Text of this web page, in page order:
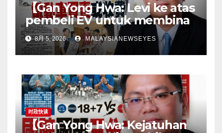
【Gan Yong Hwa: Levi ke atas
pembeli EV untuk membina
stesen pengecasan satu
langkah songsangKerajaan
perlu tangani kekangan
jangan pindahkan
tanggungjawab kepada
pengguna】
8月 5, 2026 MALAYSIANEWSEYES
时政快读
【Gan Yong Hwa: Kejatuhan